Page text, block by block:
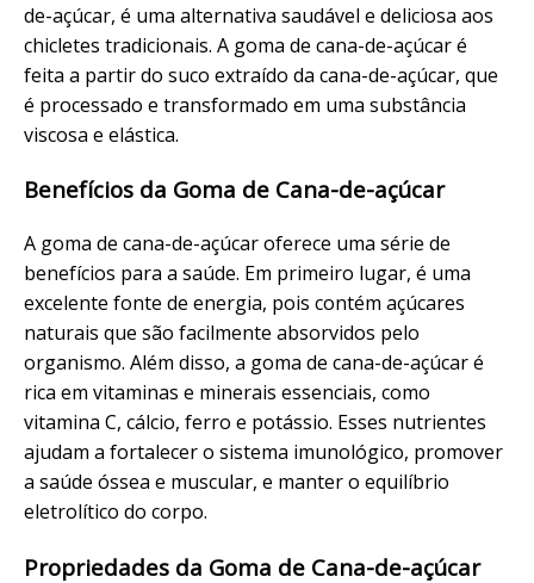
de-açúcar, é uma alternativa saudável e deliciosa aos
chicletes tradicionais. A goma de cana-de-açúcar é
feita a partir do suco extraído da cana-de-açúcar, que
é processado e transformado em uma substância
viscosa e elástica.
Benefícios da Goma de Cana-de-açúcar
A goma de cana-de-açúcar oferece uma série de
benefícios para a saúde. Em primeiro lugar, é uma
excelente fonte de energia, pois contém açúcares
naturais que são facilmente absorvidos pelo
organismo. Além disso, a goma de cana-de-açúcar é
rica em vitaminas e minerais essenciais, como
vitamina C, cálcio, ferro e potássio. Esses nutrientes
ajudam a fortalecer o sistema imunológico, promover
a saúde óssea e muscular, e manter o equilíbrio
eletrolítico do corpo.
Propriedades da Goma de Cana-de-açúcar